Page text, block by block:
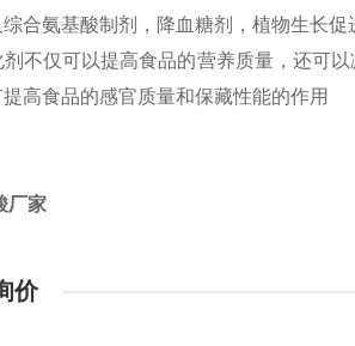
合氨基酸制剂，降血糖剂，植物生长
不仅可以提高食品的营养质量，还可
高食品的感官质量和保藏性能的作用
厂家
价